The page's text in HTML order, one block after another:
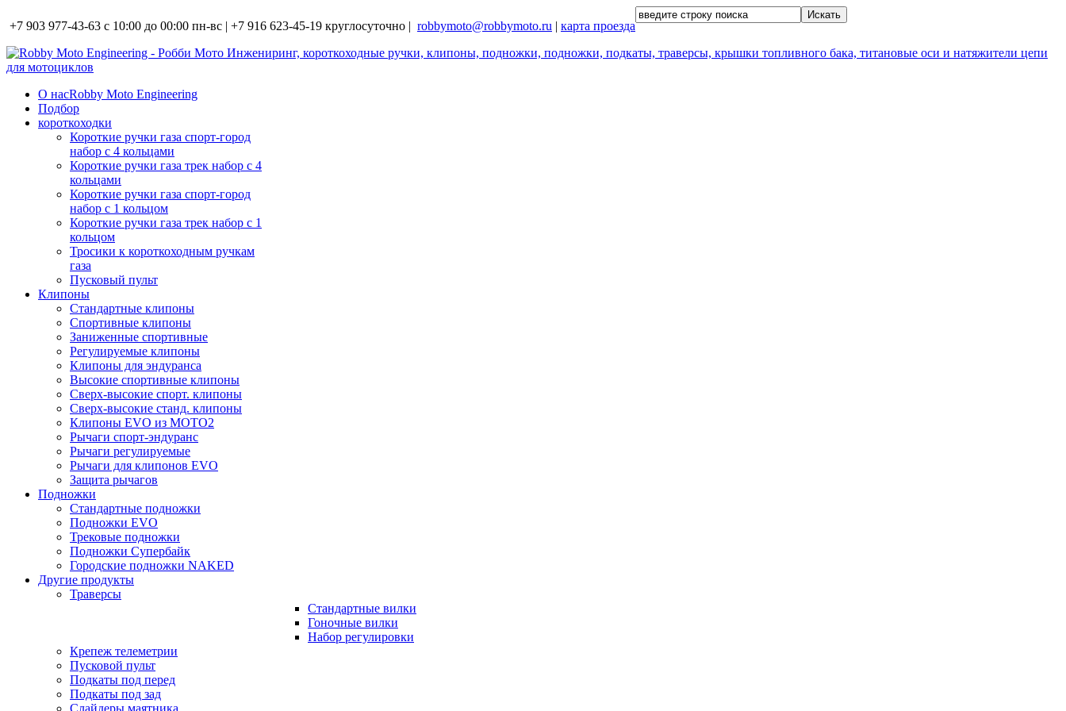
+7 903 977-43-63 с 10:00 до 00:00 пн-вс | +7 916 623-45-19 круглосуточно | robbymoto@robbymoto.ru | карта проезда
О насRobby Moto Engineering
Подбор
короткоходки
Короткие ручки газа спорт-город
набор с 4 кольцами
Короткие ручки газа трек набор с 4
кольцами
Короткие ручки газа спорт-город
набор с 1 кольцом
Короткие ручки газа трек набор с 1
кольцом
Тросики к короткоходным ручкам
газа
Пусковый пульт
Клипоны
Стандартные клипоны
Спортивные клипоны
Заниженные спортивные
Регулируемые клипоны
Клипоны для эндуранса
Высокие спортивные клипоны
Сверх-высокие спорт. клипоны
Сверх-высокие станд. клипоны
Клипоны EVO из MOTO2
Рычаги спорт-эндуранс
Рычаги регулируемые
Рычаги для клипонов EVO
Защита рычагов
Подножки
Стандартные подножки
Подножки EVO
Трековые подножки
Подножки Супербайк
Городские подножки NAKED
Другие продукты
Траверсы
Стандартные вилки
Гоночные вилки
Набор регулировки
Крепеж телеметрии
Пусковой пульт
Подкаты под перед
Подкаты под зад
Слайдеры маятника